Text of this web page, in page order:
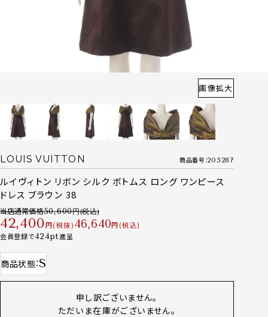
画像拡大
LOUIS VUITTON 商品番号 205287
ルイヴィトン リボン シルク ボトムス ロング ワンピース
ドレス ブラウン 38
当店通常価格50,600
42,400 税抜 46,640
税込
会員登録で424 進呈
商品状態 S
申し訳ございません。
ただいま在庫がございません。